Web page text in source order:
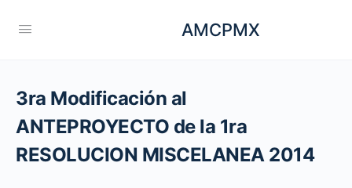
AMCPMX
3ra Modificación al
ANTEPROYECTO de la 1ra
RESOLUCION MISCELANEA 2014